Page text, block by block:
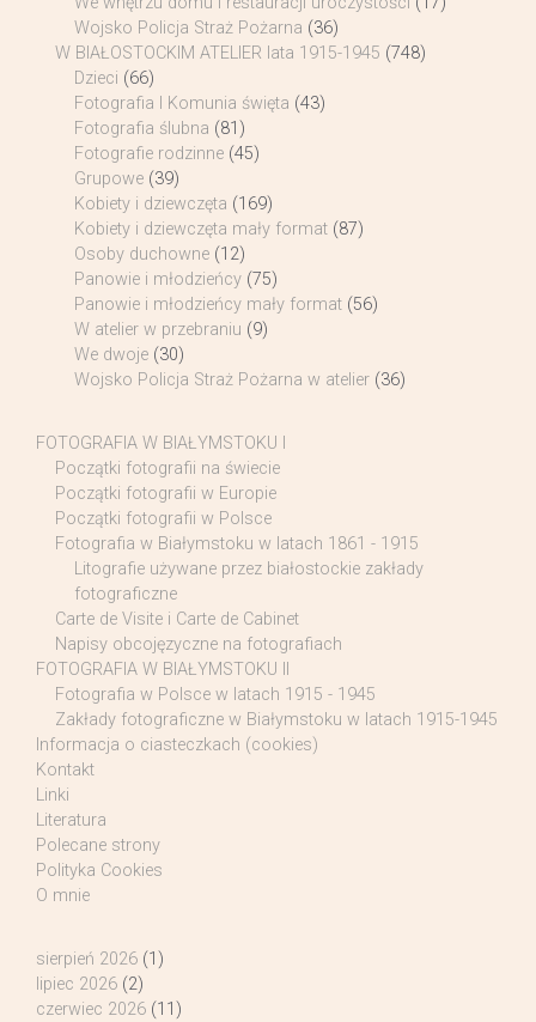
Wojsko Policja Straż Pożarna (36)
W BIAŁOSTOCKIM ATELIER lata 1915-1945 (748)
Dzieci (66)
Fotografia I Komunia święta (43)
Fotografia ślubna (81)
Fotografie rodzinne (45)
Grupowe (39)
Kobiety i dziewczęta (169)
Kobiety i dziewczęta mały format (87)
Osoby duchowne (12)
Panowie i młodzieńcy (75)
Panowie i młodzieńcy mały format (56)
W atelier w przebraniu (9)
We dwoje (30)
Wojsko Policja Straż Pożarna w atelier (36)
FOTOGRAFIA W BIAŁYMSTOKU I
Początki fotografii na świecie
Początki fotografii w Europie
Początki fotografii w Polsce
Fotografia w Białymstoku w latach 1861 - 1915
Litografie używane przez białostockie zakłady
fotograficzne
Carte de Visite i Carte de Cabinet
Napisy obcojęzyczne na fotografiach
FOTOGRAFIA W BIAŁYMSTOKU II
Fotografia w Polsce w latach 1915 - 1945
Zakłady fotograficzne w Białymstoku w latach 1915-1945
Informacja o ciasteczkach (cookies)
Kontakt
Linki
Literatura
Polecane strony
Polityka Cookies
O mnie
sierpień 2026 (1)
lipiec 2026 (2)
czerwiec 2026 (11)